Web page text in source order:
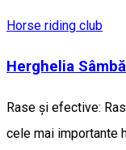
Horse riding club
Herghelia
Rase și efective:
cele mai importante